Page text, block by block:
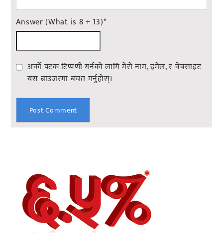
Answer (What is 8 + 13)*
अर्को पटक टिप्पणी गर्नको लागि मेरो नाम, इमेल, र वेबसाइट
यस ब्राउजरमा बचत गर्नुहोस्।